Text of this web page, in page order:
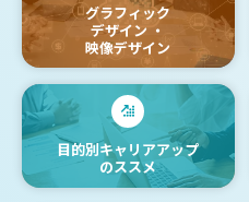
グラフィック
デザイン ・
映像デザイン
目的別キャリアアップ
のススメ